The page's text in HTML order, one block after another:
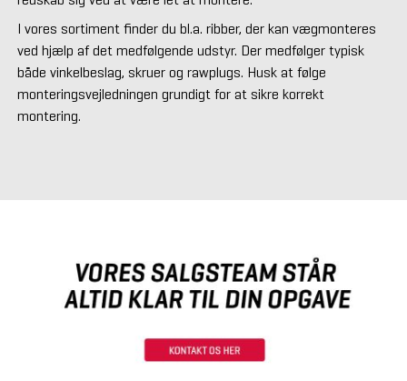
I vores sortiment finder du bl.a. ribber, der kan vægmonteres
ved hjælp af det medfølgende udstyr. Der medfølger typisk
både vinkelbeslag, skruer og rawplugs. Husk at følge
monteringsvejledningen grundigt for at sikre korrekt
montering.